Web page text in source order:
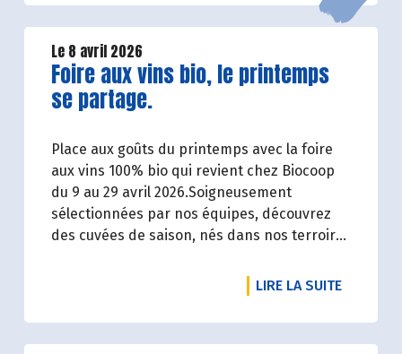
Le 8 avril 2026
Lire la suite de l'article
Foire aux vins bio, le printemps
se partage.
Place aux goûts du printemps avec la foire
aux vins 100% bio qui revient chez Biocoop
du 9 au 29 avril 2026.Soigneusement
sélectionnées par nos équipes, découvrez
des cuvées de saison, nés dans nos terroirs,
LIRE LA SUITEDE